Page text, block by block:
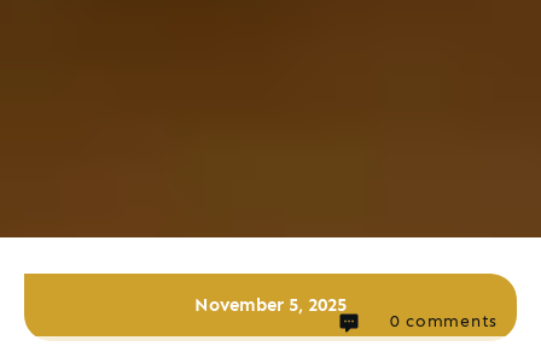
November 5, 2025
0 comments